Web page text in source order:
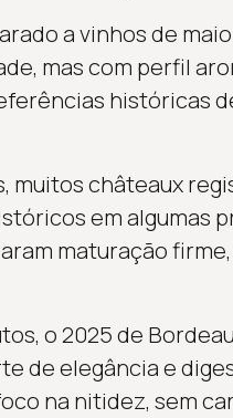
a vinhos de
mas com perfil
históricas
muitos châteaux
em algumas
maturação
o 2025 de
de elegância e
na nitidez, sem